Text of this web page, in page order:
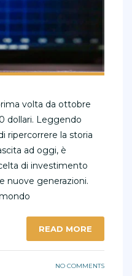
volta da ottobre
dollari. Leggendo
ripercorrere la storia
ad oggi, è
di investimento
nuove generazioni.
READ MORE
NO COMMENTS